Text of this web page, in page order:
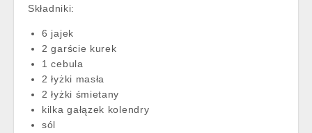
Składniki:
6 jajek
2 garście kurek
1 cebula
2 łyżki masła
2 łyżki śmietany
kilka gałązek kolendry
sól